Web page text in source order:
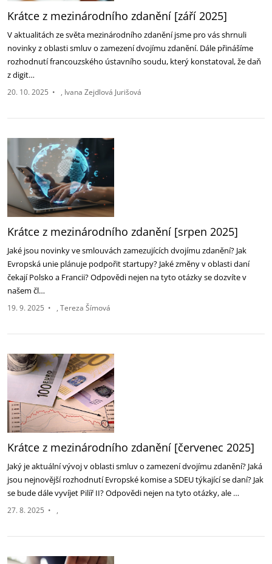
Krátce z mezinárodního zdanění [září 2025]‎
V aktualitách ze světa mezinárodního zdanění jsme pro vás shrnuli
novinky z oblasti smluv ‎o zamezení dvojímu zdanění. Dále přinášíme
rozhodnutí francouzského ústavního soudu, ‎který konstatoval, že daň
z digit…
20. 10. 2025 • Ivana Zejdlová Jurišová
Krátce z mezinárodního zdanění [srpen 2025]‎
Jaké jsou novinky ve smlouvách zamezujících dvojímu zdanění? Jak
Evropská unie plánuje podpořit ‎startupy? Jaké změny v oblasti daní
čekají Polsko a Francii? Odpovědi nejen na tyto otázky se dozvíte ‎v
našem čl…
19. 9. 2025 • Tereza Šímová
Krátce z mezinárodního zdanění [červenec 2025]
Jaký je aktuální vývoj v oblasti smluv o zamezení dvojímu zdanění? Jaká
jsou nejnovější rozhodnutí Evropské komise a SDEU týkající se daní? Jak
se bude dále vyvíjet Pilíř II? Odpovědi nejen na tyto otázky, ale …
27. 8. 2025 •